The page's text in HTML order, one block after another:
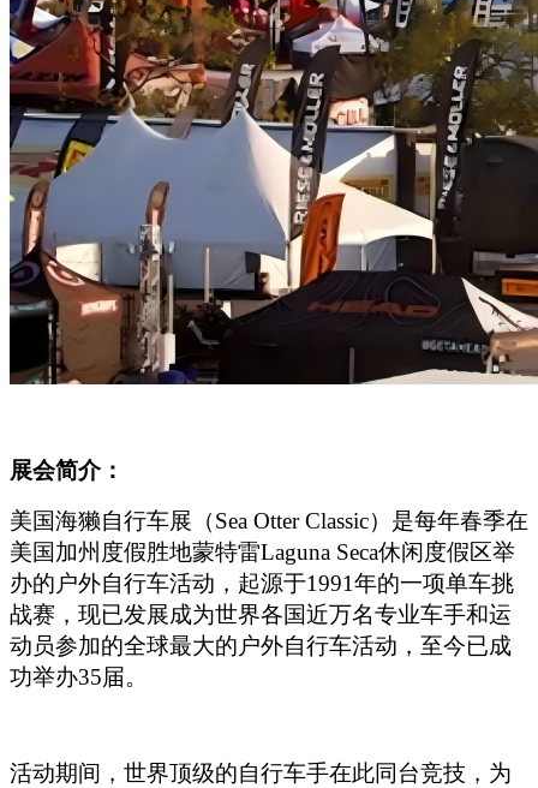
展会简介：
美国海獭自行车展（Sea Otter Classic）是每年春季在
美国加州度假胜地蒙特雷Laguna Seca休闲度假区举
办的户外自行车活动，起源于1991年的一项单车挑
战赛，现已发展成为世界各国近万名专业车手和运
动员参加的全球最大的户外自行车活动，至今已成
功举办35届。
活动期间，世界顶级的自行车手在此同台竞技，为